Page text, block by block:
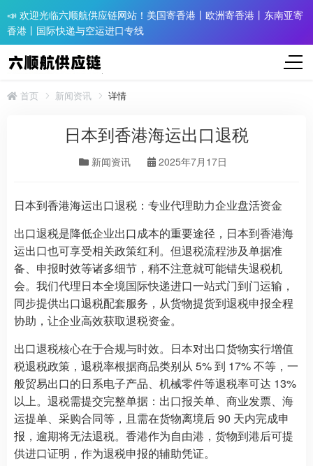
📣 欢迎光临六顺航供应链网站！美国寄香港丨欧洲寄香港丨东南亚寄
香港丨国际快递与空运进口专线
首页 新闻资讯 详情
日本到香港海运出口退税
新闻资讯 2025年7月17日
日本到香港海运出口退税：专业代理助力企业盘活资金
出口退税是降低企业出口成本的重要途径，日本到香港海
运出口也可享受相关政策红利。但退税流程涉及单据准
备、申报时效等诸多细节，稍不注意就可能错失退税机
会。我们代理日本全境国际快递进口一站式门到门运输，
同步提供出口退税配套服务，从货物提货到退税申报全程
协助，让企业高效获取退税资金。
出口退税核心在于合规与时效。日本对出口货物实行增值
税退税政策，退税率根据商品类别从 5% 到 17% 不等，一
般贸易出口的日系电子产品、机械零件等退税率可达 13%
以上。退税需提交完整单据：出口报关单、商业发票、海
运提单、采购合同等，且需在货物离境后 90 天内完成申
报，逾期将无法退税。香港作为自由港，货物到港后可提
供进口证明，作为退税申报的辅助凭证。